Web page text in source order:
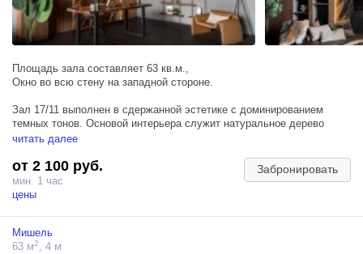
оттенка;
— зона с пышной елкой и новогодними подарками на фоне
воздушной ткани и гирлянд;
— искусственный камин с новогодним декором.
Площадь зала составляет 63 кв.м.,
Окно во всю стену на западной стороне.
Зал 17/11 выполнен в сдержанной эстетике с доминированием
темных тонов. Основой интерьера служит натуральное дерево
теплых, глубоких оттенков, которое создаёт атмосферу камерности
Подойдет для семейной, индивидуальной и фотосессии для двоих.
— зона с паровым камином, встроенным в фактурную стену,
деревянными полками, креслом и ковром;
— гостевая зона с бежевым диваном, круглым журнальным на
читать далее
от 2 100 руб.
мин. 1 час
цены
Забронировать
Мишель
63 м2 , 4 м